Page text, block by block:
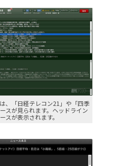
、「日経テレコン21」や「四季
スが見られます。ヘッドライン
スが表示されます。